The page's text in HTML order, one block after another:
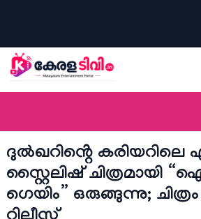
ദുൽഖറിൻ്റെ കരിയറിലെ
സ്റ്റൈലിഷ് ചിത്രമായി
ഗെയിം” ഒരുങ്ങുന്നു;